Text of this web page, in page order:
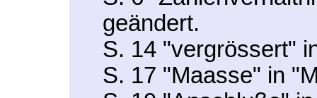
geändert.
S. 14 "vergrössert"
S. 17 "Maasse" in